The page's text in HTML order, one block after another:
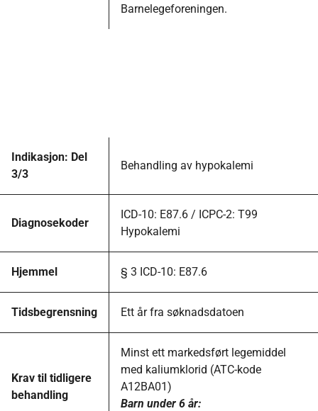
Barnelegeforeningen.
Indikasjon: Del
3/3
Behandling av hypokalemi
Diagnosekoder
ICD-10: E87.6 / ICPC-2: T99
Hypokalemi
Hjemmel § 3 ICD-10: E87.6
Tidsbegrensning Ett år fra søknadsdatoen
Krav til tidligere
behandling
Minst ett markedsført legemiddel
med kaliumklorid (ATC-kode
A12BA01)
Barn under 6 år: